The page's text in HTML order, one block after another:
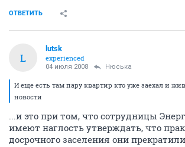
ОТВЕТИТЬ
L
lutsk
experienced
04 июля 2008 Нюська
И еще есть там пару квартир кто уже заехал и
новости
...и это при том, что сотрудницы
имеют наглость утверждать, что
досрочного заселения они